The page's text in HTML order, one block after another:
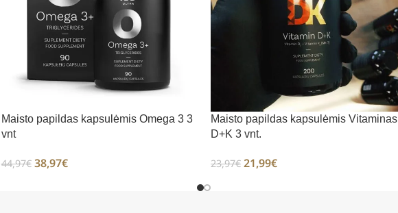
Maisto papildas kapsulėmis Omega 3 3
vnt
44,97€ 38,97€
Maisto papildas kapsulėmis Vitaminas
D+K 3 vnt.
23,97€ 21,99€